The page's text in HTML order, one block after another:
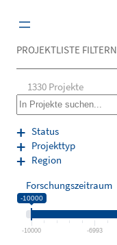
Inhalt
PROJEKTLISTE FILTERN
1330 Projekte
S
e
a
r
c
Status
Projekttyp
Region
Forschungszeitraum
-10000
-10000 -6993